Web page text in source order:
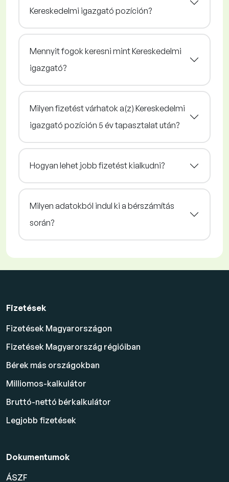
Kereskedelmi igazgató pozíción?
Mennyit fogok keresni mint Kereskedelmi
igazgató?
Milyen fizetést várhatok a(z) Kereskedelmi
igazgató pozíción 5 év tapasztalat után?
Hogyan lehet jobb fizetést kialkudni?
Milyen adatokból indul ki a bérszámítás
során?
Fizetések
Fizetések Magyarországon
Fizetések Magyarország régióiban
Bérek más országokban
Milliomos-kalkulátor
Bruttó-nettó bérkalkulátor
Legjobb fizetések
Dokumentumok
ÁSZF